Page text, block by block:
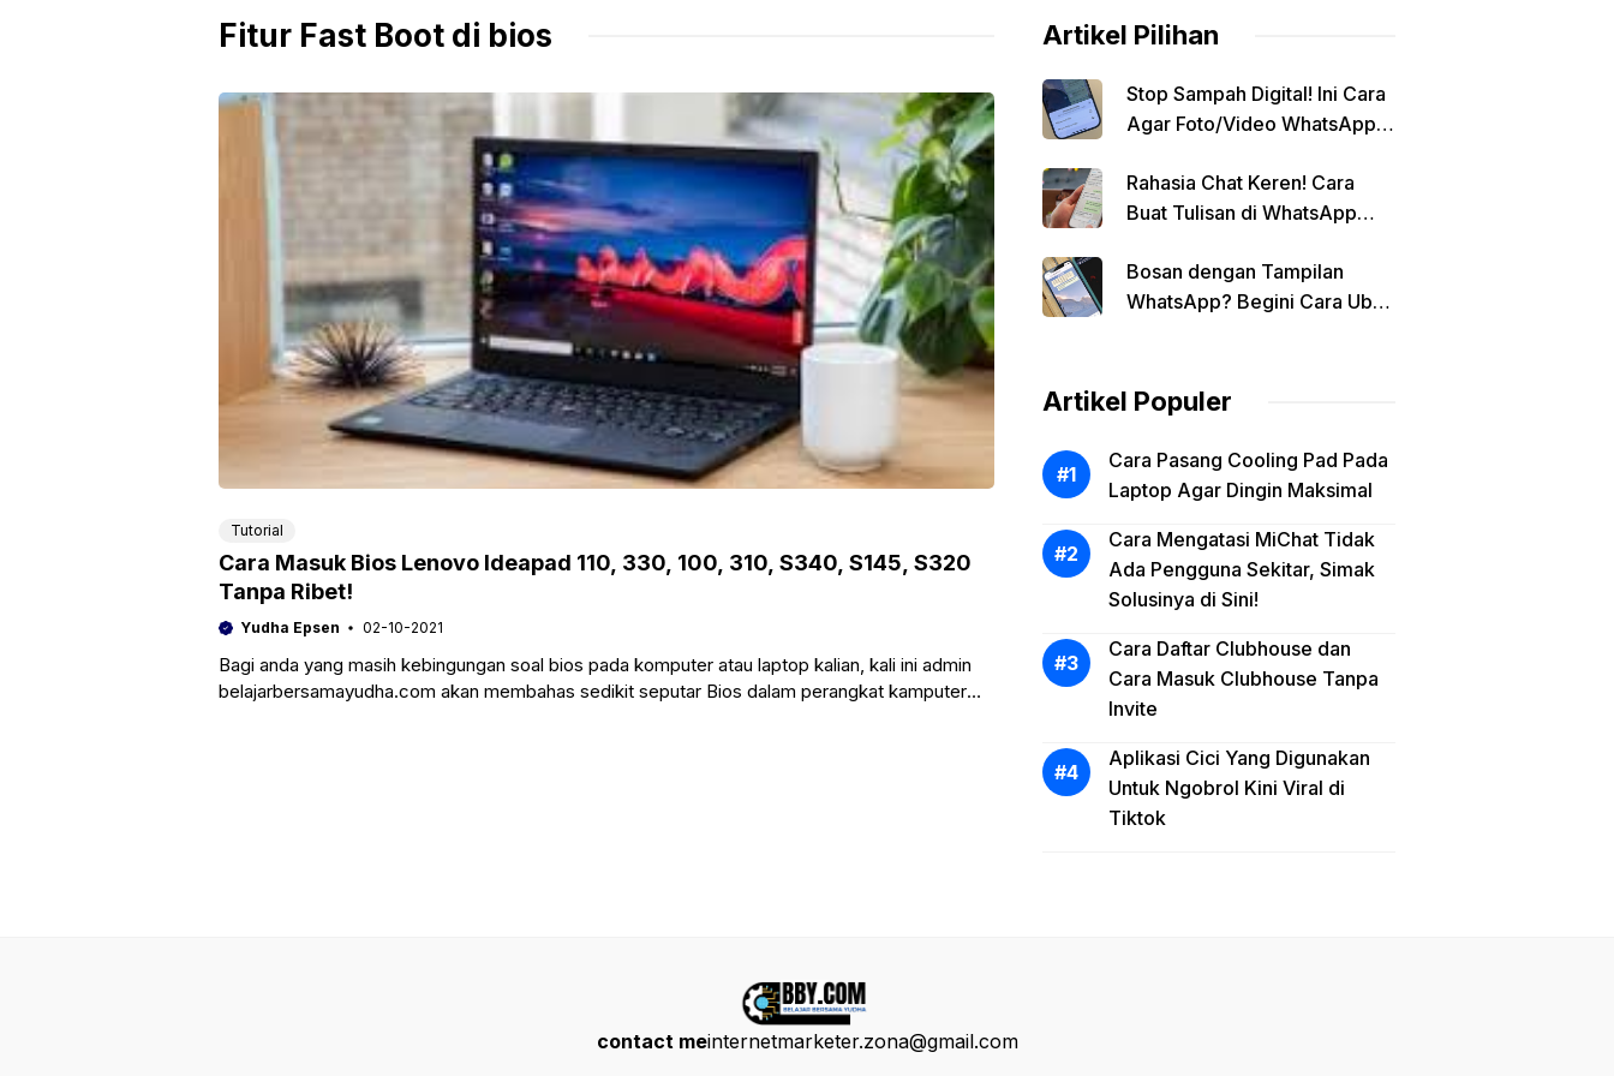
Fitur Fast Boot di bios
Tutorial
Cara Masuk Bios Lenovo Ideapad 110, 330, 100, 310, S340, S145, S320
Tanpa Ribet!
Yudha Epsen 02-10-2021
Bagi anda yang masih kebingungan soal bios pada komputer atau laptop kalian, kali ini admin
belajarbersamayudha.com akan membahas sedikit seputar Bios dalam perangkat kamputer
Artikel Pilihan
Stop Sampah Digital! Ini Cara
Agar Foto/Video WhatsApp
Otomatis
Rahasia Chat Keren! Cara
Buat Tulisan di WhatsApp
Bosan dengan Tampilan
WhatsApp? Begini Cara Ubah
Artikel Populer
Cara Pasang Cooling Pad Pada
Laptop Agar Dingin Maksimal
Cara Mengatasi MiChat Tidak
Ada Pengguna Sekitar, Simak
Solusinya di Sini!
Cara Daftar Clubhouse dan
Cara Masuk Clubhouse Tanpa
Invite
Aplikasi Cici Yang Digunakan
Untuk Ngobrol Kini Viral di
Tiktok
contact meinternetmarketer.zona@gmail.com